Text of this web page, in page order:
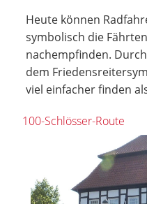
Heute können
symbolisch die
nachempfinden.
dem
viel einfacher finden
100-Schlösser-Route